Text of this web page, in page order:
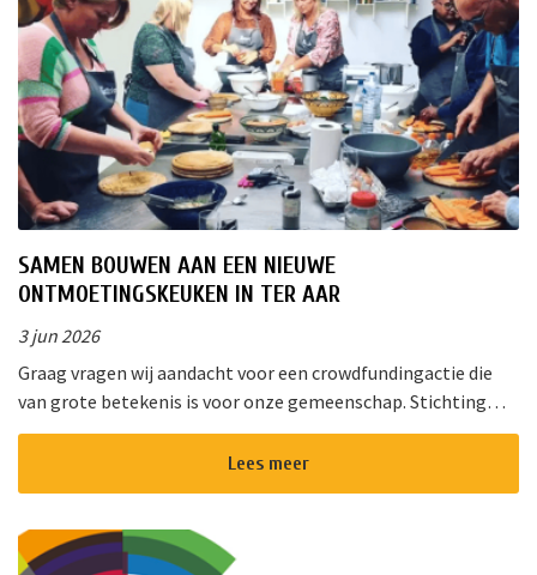
SAMEN BOUWEN AAN EEN NIEUWE
ONTMOETINGSKEUKEN IN TER AAR
3 jun 2026
Graag vragen wij aandacht voor een crowdfundingactie die
van grote betekenis is voor onze gemeenschap. Stichting
!Triggr en SPAN vormen samen een multifunctioneel
cultureel centrum waar m...Lees meer